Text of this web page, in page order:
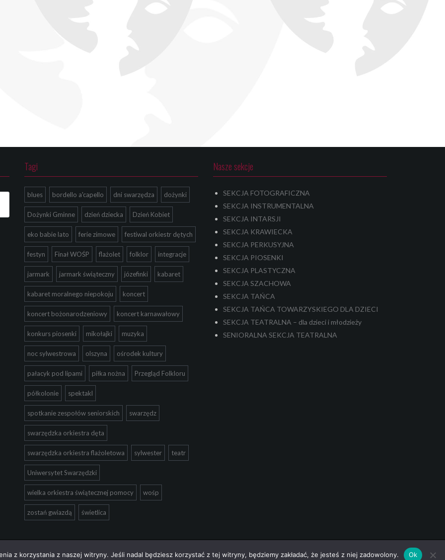
Tagi
blues bordello a'capello dni swarzędza dożynki
Dożynki Gminne dzień dziecka Dzień Kobiet
eko babie lato ferie zimowe festiwal orkiestr dętych
festyn Finał WOŚP flażolet folklor integracje
jarmark jarmark świąteczny józefinki kabaret
kabaret moralnego niepokoju koncert
koncert bożonarodzeniowy koncert karnawałowy
konkurs piosenki mikołajki muzyka
noc sylwestrowa olszyna ośrodek kultury
pałacyk pod lipami piłka nożna Przegląd Folkloru
półkolonie spektakl
spotkanie zespołów seniorskich swarzędz
swarzędzka orkiestra dęta
swarzędzka orkiestra flażoletowa sylwester teatr
Uniwersytet Swarzędzki
wielka orkiestra świątecznej pomocy wośp
zostań gwiazdą świetlica
Nasze sekcje
SEKCJA FOTOGRAFICZNA
SEKCJA INSTRUMENTALNA
SEKCJA INTARSJI
SEKCJA KRAWIECKA
SEKCJA PERKUSYJNA
SEKCJA PIOSENKI
SEKCJA PLASTYCZNA
SEKCJA SZACHOWA
SEKCJA TAŃCA
SEKCJA TAŃCA TOWARZYSKIEGO DLA DZIECI
SEKCJA TEATRALNA – dla dzieci i młodzieży
SENIORALNA SEKCJA TEATRALNA
z korzystania z naszej witryny. Jeśli nadal będziesz korzystać z tej witryny, będziemy zakładać, że jesteś z niej zadowolony. Ok